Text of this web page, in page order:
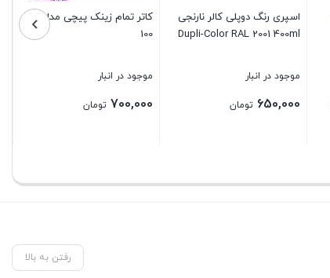
موجود در انبار
بستن
کاتر تمام زینک پیچی مدل ZX-
100
موجود در انبار
700,000 تومان
رفتن به بالا